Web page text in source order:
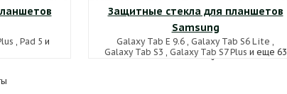
, Pad 5 и
Защитные стекла для планшетов
Samsung
Galaxy Tab E 9.6 , Galaxy Tab S6 Lite ,
Galaxy Tab S3 , Galaxy Tab S7 Plus и еще 63
моделей